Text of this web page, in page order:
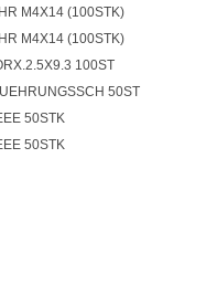
M4X14 (100STK)
M4X14 (100STK)
100ST
50ST
50STK
50STK